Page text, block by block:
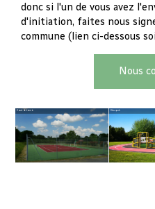
donc si l'un de vous avez
d'initiation, faites nous
commune (lien ci-dessous
Nous
Court de tennis Décapark